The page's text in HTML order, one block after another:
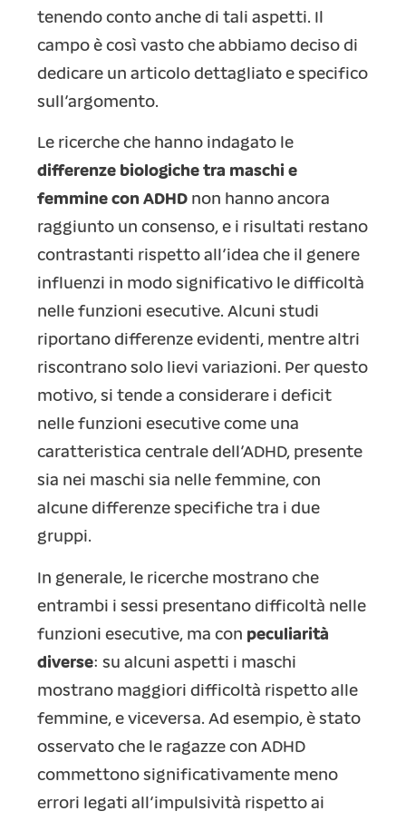
tenendo conto anche di tali aspetti. Il
campo è così vasto che abbiamo deciso di
dedicare un articolo dettagliato e specifico
sull’argomento.
Le ricerche che hanno indagato le
differenze biologiche tra maschi e
femmine con ADHD non hanno ancora
raggiunto un consenso, e i risultati restano
contrastanti rispetto all’idea che il genere
influenzi in modo significativo le difficoltà
nelle funzioni esecutive. Alcuni studi
riportano differenze evidenti, mentre altri
riscontrano solo lievi variazioni. Per questo
motivo, si tende a considerare i deficit
nelle funzioni esecutive come una
caratteristica centrale dell’ADHD, presente
sia nei maschi sia nelle femmine, con
alcune differenze specifiche tra i due
gruppi.
In generale, le ricerche mostrano che
entrambi i sessi presentano difficoltà nelle
funzioni esecutive, ma con peculiarità
diverse: su alcuni aspetti i maschi
mostrano maggiori difficoltà rispetto alle
femmine, e viceversa. Ad esempio, è stato
osservato che le ragazze con ADHD
commettono significativamente meno
errori legati all’impulsività rispetto ai